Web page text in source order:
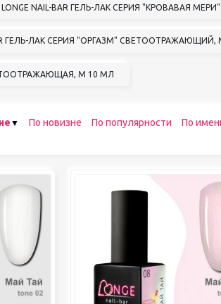
уход за кутикулой и
ногтей
материалы
LONGE NAIL-BAR ГЕЛЬ-ЛАК СЕРИЯ "КРОВАВАЯ
ГЕЛЬ-ЛАК СЕРИЯ "ОРГАЗМ"
М 10 МЛ
По новизне По популярности
По